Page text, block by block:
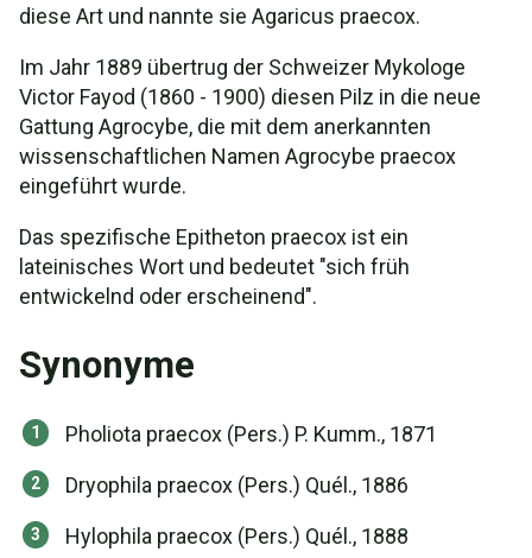
diese Art und nannte sie Agaricus praecox.
Im Jahr 1889 übertrug der Schweizer Mykologe
Victor Fayod (1860 - 1900) diesen Pilz in die neue
Gattung Agrocybe, die mit dem anerkannten
wissenschaftlichen Namen Agrocybe praecox
eingeführt wurde.
Das spezifische Epitheton praecox ist ein
lateinisches Wort und bedeutet "sich früh
entwickelnd oder erscheinend".
Synonyme
Pholiota praecox (Pers.) P. Kumm., 1871
Dryophila praecox (Pers.) Quél., 1886
Hylophila praecox (Pers.) Quél., 1888